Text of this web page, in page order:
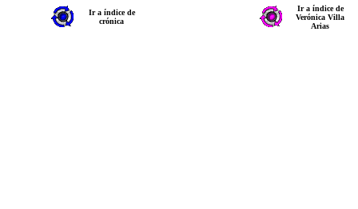
Ir a índice de
crónica
Ir a índice de
Verónica Villa
Arias